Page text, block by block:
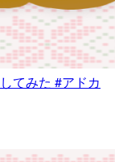
てみた #アドカ